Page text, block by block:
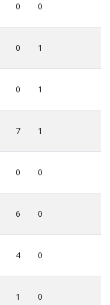
0 0
0 1
0 1
7 1
0 0
6 0
4 0
1 0